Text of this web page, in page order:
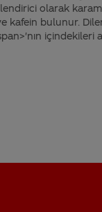
olarak
kafein bulunur.
içindekileri